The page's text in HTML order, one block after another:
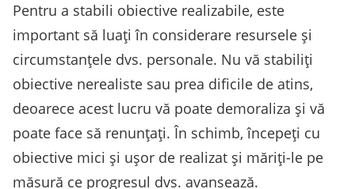
Pentru a stabili obiective realizabile, este
important să luați în considerare resursele și
circumstanțele dvs. personale. Nu vă stabiliți
obiective nerealiste sau prea dificile de atins,
deoarece acest lucru vă poate demoraliza și vă
poate face să renunțați. În schimb, începeți cu
obiective mici și ușor de realizat și măriți-le pe
măsură ce progresul dvs. avansează.